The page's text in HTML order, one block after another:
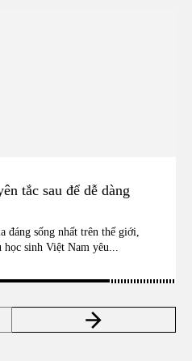
tắc sau để dễ dàng
đáng sống nhất trên thế giới,
sinh Việt Nam yêu...